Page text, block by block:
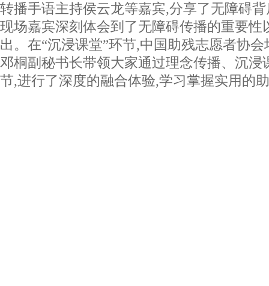
转播手语主持侯云龙等嘉宾,分享了无障碍
现场嘉宾深刻体会到了无障碍传播的重要性
出。在“沉浸课堂”环节,中国助残志愿者协
邓桐副秘书长带领大家通过理念传播、沉浸
节,进行了深度的融合体验,学习掌握实用的